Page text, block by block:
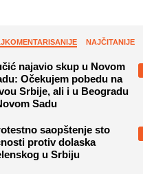
NAJČITANIJE
najavio skup u Novom
Očekujem pobedu na
Srbije, ali i u Beogradu
Sadu
saopštenje sto
protiv dolaska
u Srbiju